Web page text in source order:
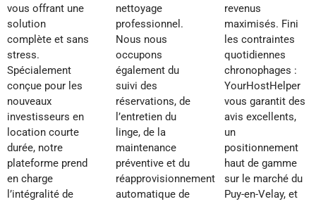
vous offrant une
solution
complète et sans
stress.
Spécialement
conçue pour les
nouveaux
investisseurs en
location courte
durée, notre
plateforme prend
en charge
l’intégralité de
nettoyage
professionnel.
Nous nous
occupons
également du
suivi des
réservations, de
l’entretien du
linge, de la
maintenance
préventive et du
réapprovisionnement
automatique de
revenus
maximisés. Fini
les contraintes
quotidiennes
chronophages :
YourHostHelper
vous garantit des
avis excellents,
un
positionnement
haut de gamme
sur le marché du
Puy-en-Velay, et